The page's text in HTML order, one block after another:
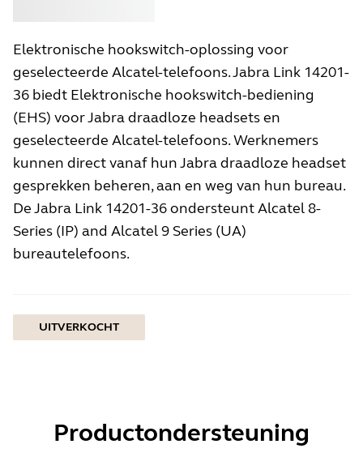
Elektronische hookswitch-oplossing voor
geselecteerde Alcatel-telefoons. Jabra Link 14201-
36 biedt Elektronische hookswitch-bediening
(EHS) voor Jabra draadloze headsets en
geselecteerde Alcatel-telefoons. Werknemers
kunnen direct vanaf hun Jabra draadloze headset
gesprekken beheren, aan en weg van hun bureau.
De Jabra Link 14201-36 ondersteunt Alcatel 8-
Series (IP) and Alcatel 9 Series (UA)
bureautelefoons.
UITVERKOCHT
Productondersteuning